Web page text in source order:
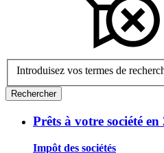
Introduisez vos termes de
Rechercher
Prêts à votre société
Impôt des sociétés